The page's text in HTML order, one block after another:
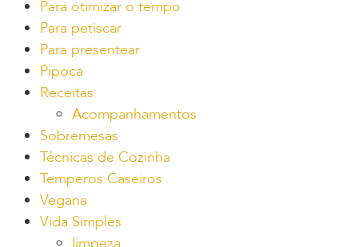
Para otimizar o tempo
Para petiscar
Para presentear
Pipoca
Receitas
Acompanhamentos
Sobremesas
Técnicas de Cozinha
Temperos Caseiros
Vegana
Vida Simples